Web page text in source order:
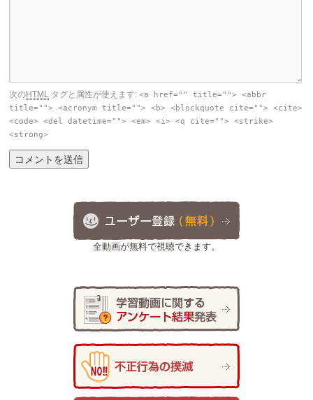
次のHTML タグと属性が使えます:<a href="" title=""> <abbr
title=""> <acronym title=""> <b> <blockquote cite=""> <cite>
<code> <del datetime=""> <em> <i> <q cite=""> <strike>
<strong>
全動画が無料で視聴できます。